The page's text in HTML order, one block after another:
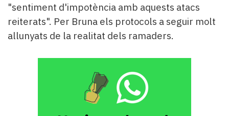
"sentiment d'impotència amb aquests atacs
reiterats". Per Bruna els protocols a seguir molt
allunyats de la realitat dels ramaders.